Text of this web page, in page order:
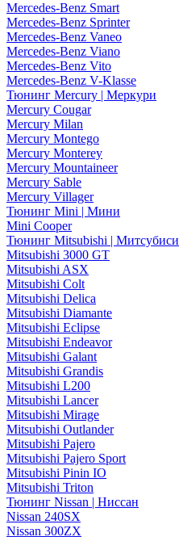
Mercedes-Benz Smart
Mercedes-Benz Sprinter
Mercedes-Benz Vaneo
Mercedes-Benz Viano
Mercedes-Benz Vito
Mercedes-Benz V-Klasse
Тюнинг Mercury | Меркури
Mercury Cougar
Mercury Milan
Mercury Montego
Mercury Monterey
Mercury Mountaineer
Mercury Sable
Mercury Villager
Тюнинг Mini | Мини
Mini Cooper
Тюнинг Mitsubishi | Митсубиси
Mitsubishi 3000 GT
Mitsubishi ASX
Mitsubishi Colt
Mitsubishi Delica
Mitsubishi Diamante
Mitsubishi Eclipse
Mitsubishi Endeavor
Mitsubishi Galant
Mitsubishi Grandis
Mitsubishi L200
Mitsubishi Lancer
Mitsubishi Mirage
Mitsubishi Outlander
Mitsubishi Pajero
Mitsubishi Pajero Sport
Mitsubishi Pinin IO
Mitsubishi Triton
Тюнинг Nissan | Ниссан
Nissan 240SX
Nissan 300ZX